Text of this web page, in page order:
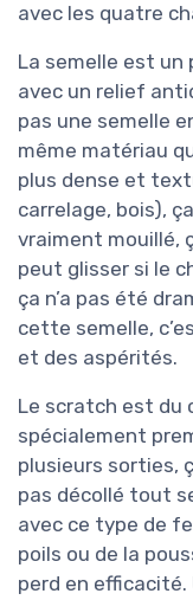
avec les quatre
La semelle est un
avec un relief
pas une semelle
même matériau
plus dense et
carrelage, bois),
vraiment mouillé,
peut glisser si le
ça n’a pas été
cette semelle,
et des aspérités.
Le scratch est du
spécialement
plusieurs sorties,
pas décollé tout
avec ce type de
poils ou de la
perd en